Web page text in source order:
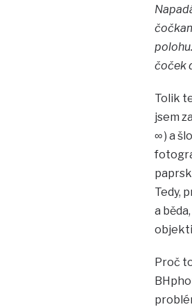
čoček
Tolik
jsem
∞ ) a
Tedy,
a
Proč